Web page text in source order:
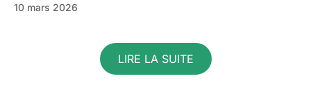
10 mars 2026
LIRE LA SUITE